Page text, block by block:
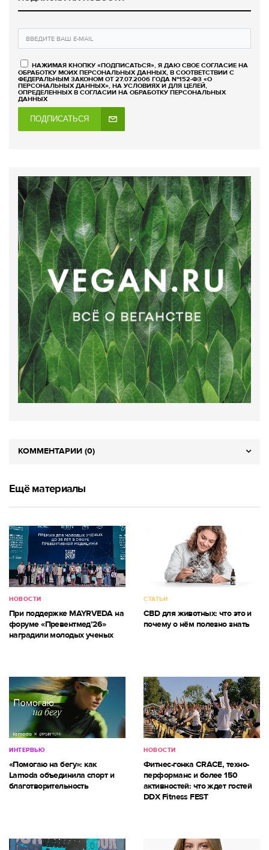
НАЖИМАЯ КНОПКУ «ПОДПИСАТЬСЯ», Я ДАЮ СВОЕ СОГЛАСИЕ НА
ОБРАБОТКУ МОИХ ПЕРСОНАЛЬНЫХ ДАННЫХ, В СООТВЕТСТВИИ С
ФЕДЕРАЛЬНЫМ ЗАКОНОМ ОТ 27.07.2006 ГОДА №152-ФЗ «О
ПЕРСОНАЛЬНЫХ ДАННЫХ», НА УСЛОВИЯХ И ДЛЯ ЦЕЛЕЙ,
ОПРЕДЕЛЕННЫХ В СОГЛАСИИ НА ОБРАБОТКУ ПЕРСОНАЛЬНЫХ
ДАННЫХ
ПОДПИСАТЬСЯ
КОММЕНТАРИИ (0)
Ещё материалы
НОВОСТИ
При поддержке MAYRVEDA на
форуме «Превентмед’26»
наградили молодых ученых
СТАТЬИ
CBD для животных: что это и
почему о нём полезно знать
ИНТЕРВЬЮ
«Помогаю на бегу»: как
Lamoda объединила спорт и
благотворительность
НОВОСТИ
Фитнес-гонка CRACE, техно-
перформанс и более 150
активностей: что ждет гостей
DDX Fitness FEST